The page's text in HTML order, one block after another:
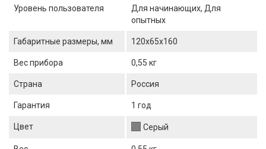
Уровень пользователя
Для начинающих, Для
опытных
Габаритные размеры, мм 120х65х160
Вес прибора 0,55 кг
Страна Россия
Гарантия 1 год
Цвет Серый